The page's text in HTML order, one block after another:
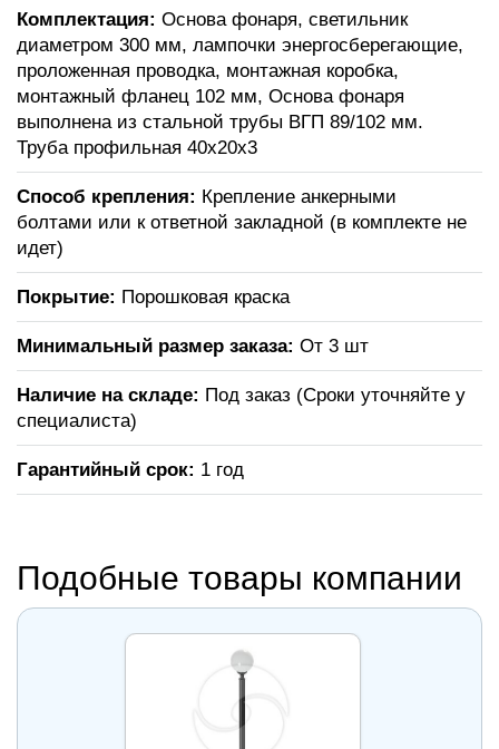
Комплектация: Основа фонаря, светильник
диаметром 300 мм, лампочки энергосберегающие,
проложенная проводка, монтажная коробка,
монтажный фланец 102 мм, Основа фонаря
выполнена из стальной трубы ВГП 89/102 мм.
Труба профильная 40х20х3
Способ крепления: Крепление анкерными
болтами или к ответной закладной (в комплекте не
идет)
Покрытие: Порошковая краска
Минимальный размер заказа: От 3 шт
Наличие на складе: Под заказ (Сроки уточняйте у
специалиста)
Гарантийный срок: 1 год
Подобные товары компании